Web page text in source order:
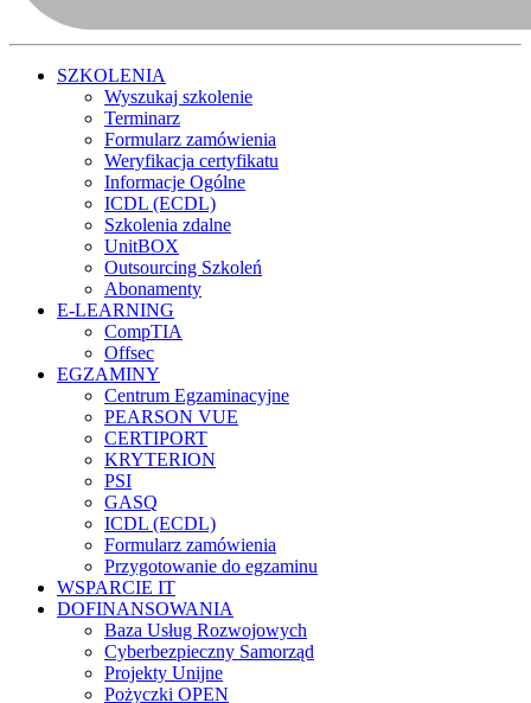
SZKOLENIA
Wyszukaj szkolenie
Terminarz
Formularz zamówienia
Weryfikacja certyfikatu
Informacje Ogólne
ICDL (ECDL)
Szkolenia zdalne
UnitBOX
Outsourcing Szkoleń
Abonamenty
E-LEARNING
CompTIA
Offsec
EGZAMINY
Centrum Egzaminacyjne
PEARSON VUE
CERTIPORT
KRYTERION
PSI
GASQ
ICDL (ECDL)
Formularz zamówienia
Przygotowanie do egzaminu
WSPARCIE IT
DOFINANSOWANIA
Baza Usług Rozwojowych
Cyberbezpieczny Samorząd
Projekty Unijne
Pożyczki OPEN